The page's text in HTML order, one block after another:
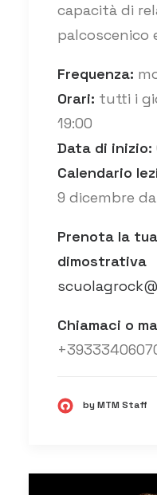
capacità di
palcoscenico
Frequenza:
Orari: tutti i
19:00
Data di inizio:
Calendario
9 dicembre
Prenota la
dimostrativa
Chiamaci o
by MTM Staff